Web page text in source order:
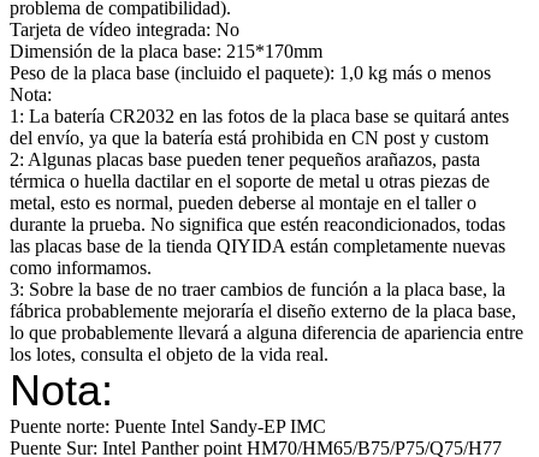
problema de compatibilidad).
Tarjeta de vídeo integrada: No
Dimensión de la placa base: 215*170mm
Peso de la placa base (incluido el paquete): 1,0 kg más o menos
Nota:
1: La batería CR2032 en las fotos de la placa base se quitará antes
del envío, ya que la batería está prohibida en CN post y custom
2: Algunas placas base pueden tener pequeños arañazos, pasta
térmica o huella dactilar en el soporte de metal u otras piezas de
metal, esto es normal, pueden deberse al montaje en el taller o
durante la prueba. No significa que estén reacondicionados, todas
las placas base de la tienda QIYIDA están completamente nuevas
como informamos.
3: Sobre la base de no traer cambios de función a la placa base, la
fábrica probablemente mejoraría el diseño externo de la placa base,
lo que probablemente llevará a alguna diferencia de apariencia entre
los lotes, consulta el objeto de la vida real.
Nota:
Puente norte: Puente Intel Sandy-EP IMC
Puente Sur: Intel Panther point HM70/HM65/B75/P75/Q75/H77